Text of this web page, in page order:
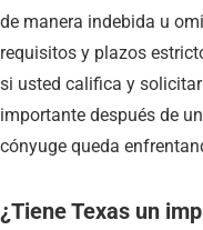
de manera indebida u
requisitos y plazos
si usted califica y
importante después de
cónyuge queda
¿Tiene Texas un